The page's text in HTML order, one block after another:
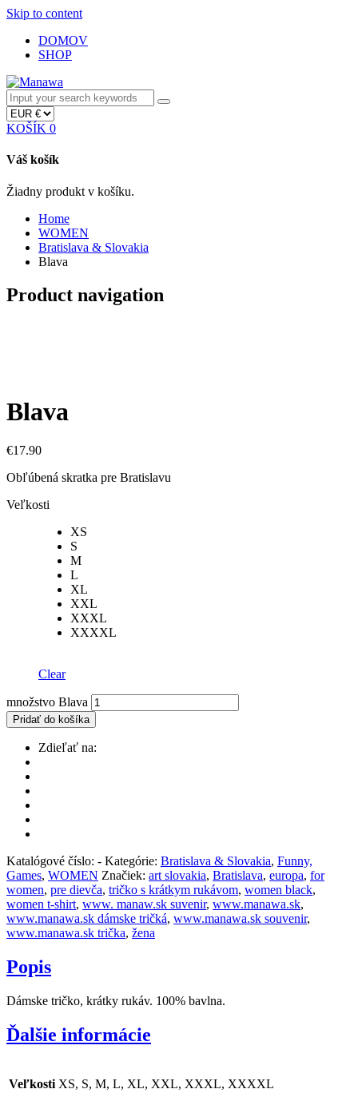
Skip to content
DOMOV
SHOP
KOŠÍK 0
Váš košík
Žiadny produkt v košíku.
Home
WOMEN
Bratislava & Slovakia
Blava
Product navigation
Blava
€17.90
Obľúbená skratka pre Bratislavu
Veľkosti
XS
S
M
L
XL
XXL
XXXL
XXXXL
Clear
množstvo Blava
Pridať do košíka
Zdieľať na:
Katalógové číslo: - Kategórie: Bratislava & Slovakia, Funny,
Games, WOMEN Značiek: art slovakia, Bratislava, europa, for
women, pre dievča, tričko s krátkym rukávom, women black,
women t-shirt, www. manaw.sk suvenir, www.manawa.sk,
www.manawa.sk dámske tričká, www.manawa.sk souvenir,
www.manawa.sk trička, žena
Popis
Dámske tričko, krátky rukáv. 100% bavlna.
Ďalšie informácie
Veľkosti XS, S, M, L, XL, XXL, XXXL, XXXXL